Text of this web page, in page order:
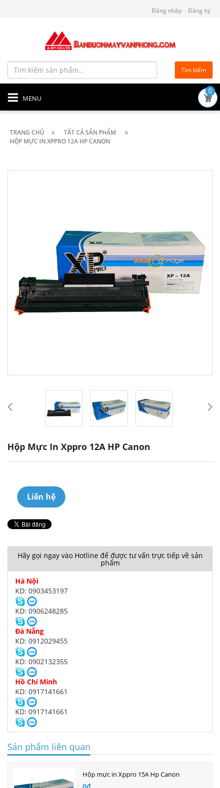
Đăng nhập Đăng ký
Tìm kiếm
MENU
0
TRANG CHỦ
TẤT CẢ SẢN PHẨM
HỘP MỰC IN XPPRO 12A HP CANON
Hộp Mực In Xppro 12A HP Canon
Liên hệ
Hãy gọi ngay vào Hotline để được tư vấn trực tiếp về sản
phẩm
Hà Nội
KD: 0903453197
KD: 0906248285
Đà Nẵng
KD: 0912029455
KD: 0902132355
Hồ Chí Minh
KD: 0917141661
KD: 0917141661
Sản phẩm liên quan
Hộp mực in Xppro 15A Hp Canon